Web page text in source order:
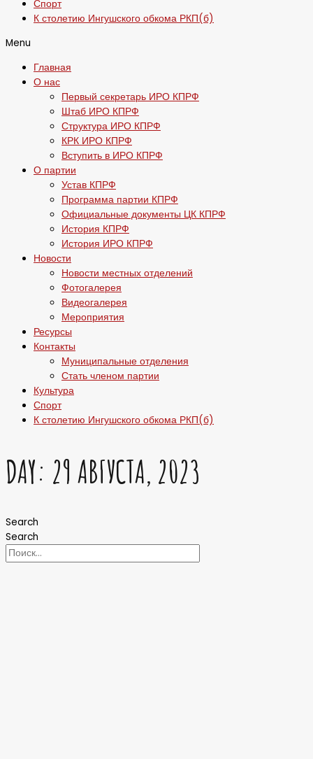
Спорт
К столетию Ингушского обкома РКП(б)
Menu
Главная
О нас
Первый секретарь ИРО КПРФ
Штаб ИРО КПРФ
Структура ИРО КПРФ
КРК ИРО КПРФ
Вступить в ИРО КПРФ
О партии
Устав КПРФ
Программа партии КПРФ
Официальные документы ЦК КПРФ
История КПРФ
История ИРО КПРФ
Новости
Новости местных отделений
Фотогалерея
Видеогалерея
Мероприятия
Ресурсы
Контакты
Муниципальные отделения
Стать членом партии
Культура
Спорт
К столетию Ингушского обкома РКП(б)
DAY: 29 АВГУСТА, 2023
Search
Search